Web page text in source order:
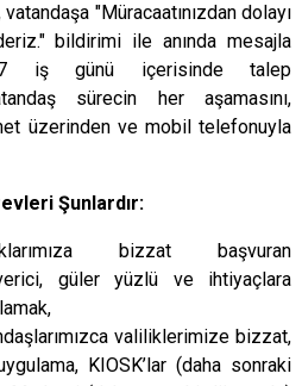
"Müracaatınızdan dolayı
bildirimi ile anında mesajla
7 iş günü içerisinde talep
sürecin her aşamasını,
üzerinden ve mobil telefonuyla
Şunlardır:
bizzat başvuran
verici, güler yüzlü ve ihtiyaçlara
valiliklerimize bizzat,
KIOSK’lar (daha sonraki